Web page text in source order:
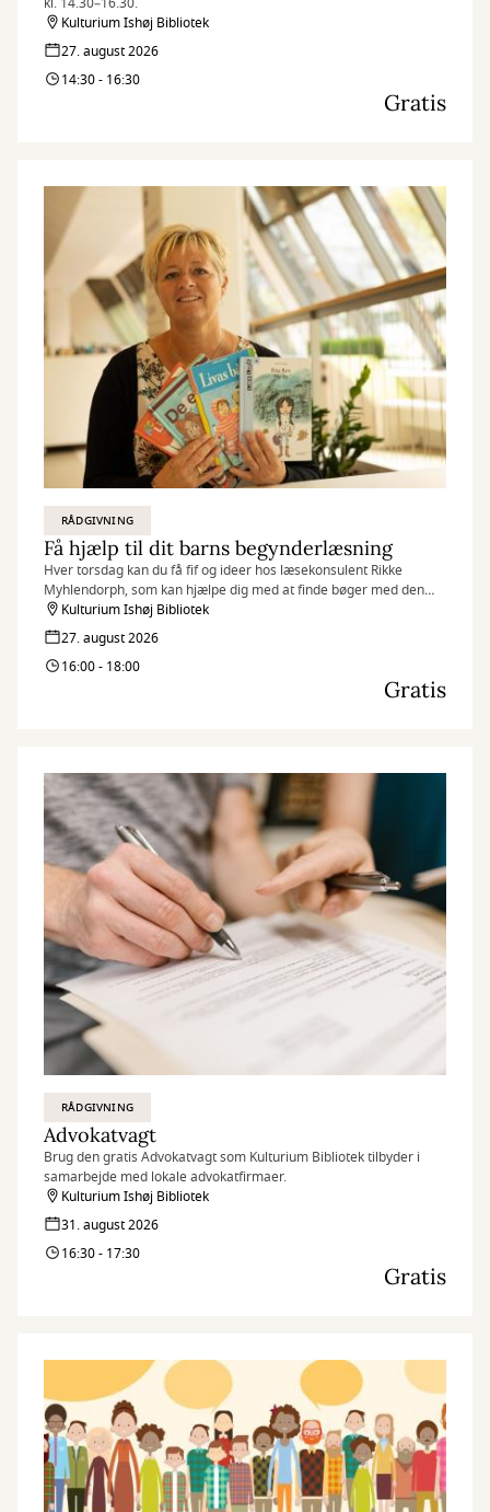
Kulturium Ishøj Bibliotek
27. august 2026
14:30 - 16:30
Gratis
RÅDGIVNING
Få hjælp til dit barns begynderlæsning
Hver torsdag kan du få fif og ideer hos læsekonsulent Rikke
Myhlendorph, som kan hjælpe dig med at finde bøger med den
helt rigtige sværhedsgrad til dit barn.
Kulturium Ishøj Bibliotek
27. august 2026
16:00 - 18:00
Gratis
RÅDGIVNING
Advokatvagt
Brug den gratis Advokatvagt som Kulturium Bibliotek tilbyder i
samarbejde med lokale advokatfirmaer.
Kulturium Ishøj Bibliotek
31. august 2026
16:30 - 17:30
Gratis